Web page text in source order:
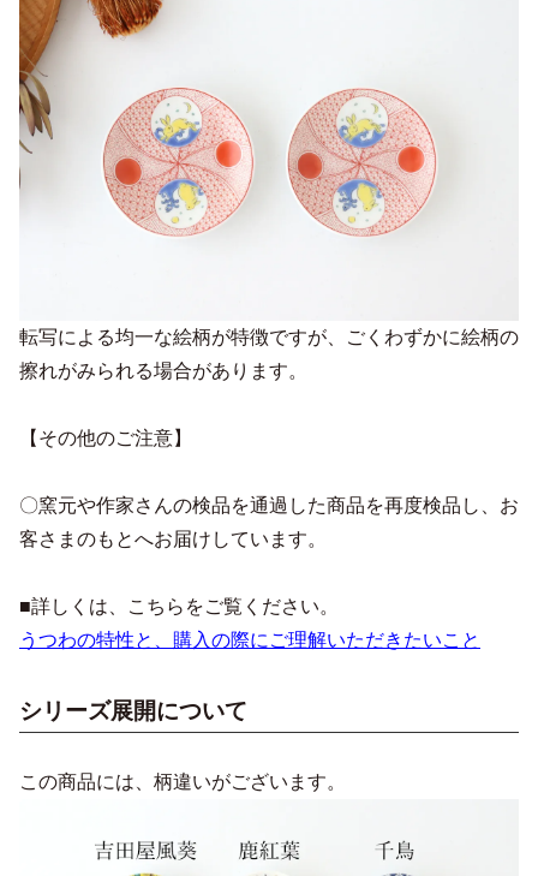
転写による均一な絵柄が特徴ですが、ごくわずかに絵柄の
擦れがみられる場合があります。
【その他のご注意】
〇窯元や作家さんの検品を通過した商品を再度検品し、お
客さまのもとへお届けしています。
■詳しくは、こちらをご覧ください。
うつわの特性と、購入の際にご理解いただきたいこと
シリーズ展開について
この商品には、柄違いがございます。